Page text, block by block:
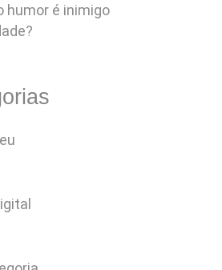
humor é inimigo